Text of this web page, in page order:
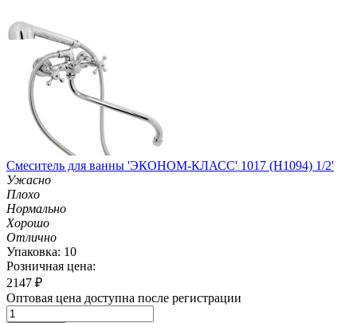
Смеситель для ванны 'ЭКОНОМ-КЛАСС' 1017 (H1094) 1/2'
Ужасно
Плохо
Нормально
Хорошо
Отлично
Упаковка: 10
Розничная цена:
2147 ₽
Оптовая цена доступна после регистрации